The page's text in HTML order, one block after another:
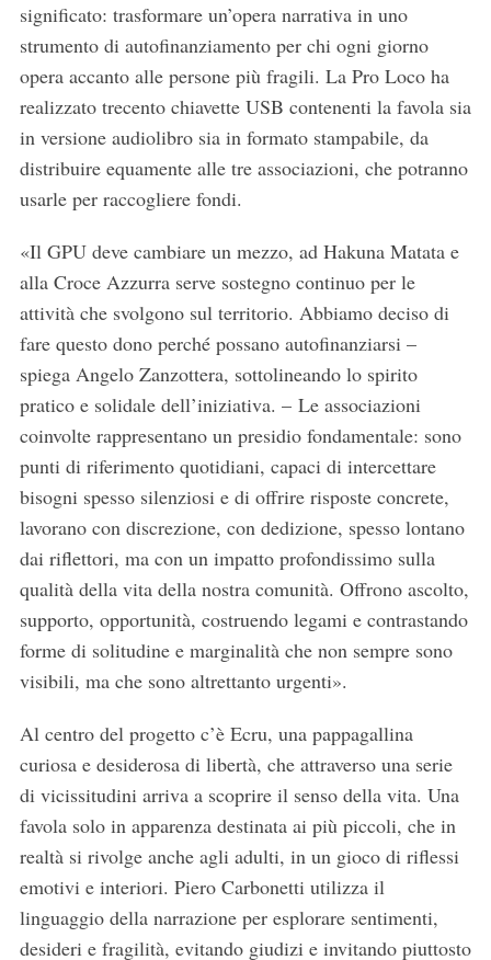
significato: trasformare un’opera narrativa in uno
strumento di autofinanziamento per chi ogni giorno
opera accanto alle persone più fragili. La Pro Loco ha
realizzato trecento chiavette USB contenenti la favola sia
in versione audiolibro sia in formato stampabile, da
distribuire equamente alle tre associazioni, che potranno
usarle per raccogliere fondi.
«Il GPU deve cambiare un mezzo, ad Hakuna Matata e
alla Croce Azzurra serve sostegno continuo per le
attività che svolgono sul territorio. Abbiamo deciso di
fare questo dono perché possano autofinanziarsi –
spiega Angelo Zanzottera, sottolineando lo spirito
pratico e solidale dell’iniziativa. – Le associazioni
coinvolte rappresentano un presidio fondamentale: sono
punti di riferimento quotidiani, capaci di intercettare
bisogni spesso silenziosi e di offrire risposte concrete,
lavorano con discrezione, con dedizione, spesso lontano
dai riflettori, ma con un impatto profondissimo sulla
qualità della vita della nostra comunità. Offrono ascolto,
supporto, opportunità, costruendo legami e contrastando
forme di solitudine e marginalità che non sempre sono
visibili, ma che sono altrettanto urgenti».
Al centro del progetto c’è Ecru, una pappagallina
curiosa e desiderosa di libertà, che attraverso una serie
di vicissitudini arriva a scoprire il senso della vita. Una
favola solo in apparenza destinata ai più piccoli, che in
realtà si rivolge anche agli adulti, in un gioco di riflessi
emotivi e interiori. Piero Carbonetti utilizza il
linguaggio della narrazione per esplorare sentimenti,
desideri e fragilità, evitando giudizi e invitando piuttosto